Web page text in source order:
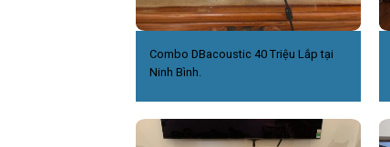
Combo DBacoustic 40 Triệu Lắp tại
Ninh Bình.